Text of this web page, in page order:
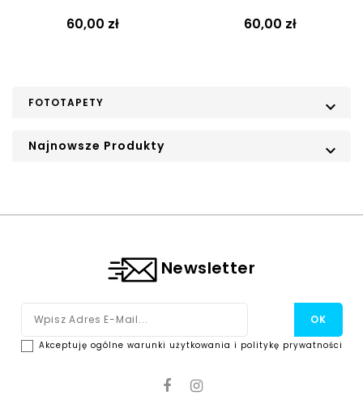
Cena
60,00 zł Cena
60,00 zł
FOTOTAPETY 
Najnowsze Produkty 
Newsletter
Akceptuję ogólne warunki użytkowania i politykę prywatności